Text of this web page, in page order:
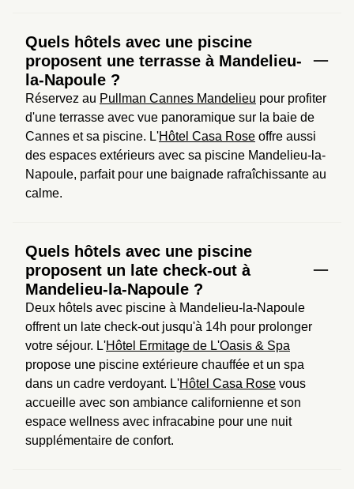
Quels hôtels avec une piscine
proposent une terrasse à Mandelieu-
la-Napoule ?
Réservez au Pullman Cannes Mandelieu pour profiter
d'une terrasse avec vue panoramique sur la baie de
Cannes et sa piscine. L'Hôtel Casa Rose offre aussi
des espaces extérieurs avec sa piscine Mandelieu-la-
Napoule, parfait pour une baignade rafraîchissante au
calme.
Quels hôtels avec une piscine
proposent un late check-out à
Mandelieu-la-Napoule ?
Deux hôtels avec piscine à Mandelieu-la-Napoule
offrent un late check-out jusqu'à 14h pour prolonger
votre séjour. L'Hôtel Ermitage de L'Oasis & Spa
propose une piscine extérieure chauffée et un spa
dans un cadre verdoyant. L'Hôtel Casa Rose vous
accueille avec son ambiance californienne et son
espace wellness avec infracabine pour une nuit
supplémentaire de confort.